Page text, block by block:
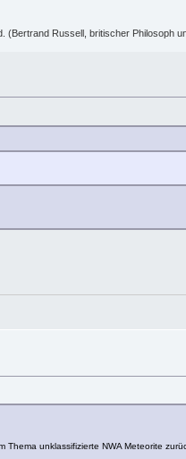
Russell, britischer Philosoph
Thema unklassifizierte NWA Meteorite